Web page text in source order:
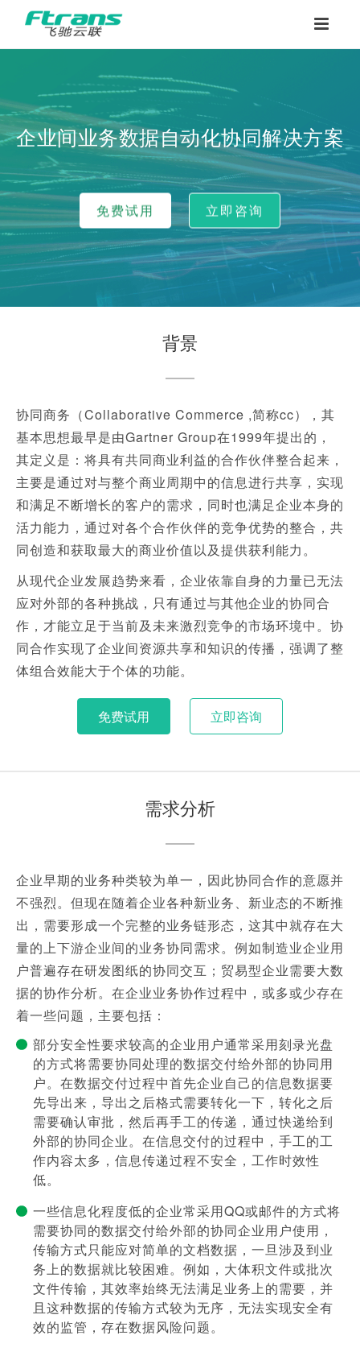
企业间业务数据自动化协同解决方案
免费试用 立即咨询
背景
协同商务（Collaborative Commerce ,简称cc），其
基本思想最早是由Gartner Group在1999年提出的，
其定义是：将具有共同商业利益的合作伙伴整合起来，
主要是通过对与整个商业周期中的信息进行共享，实现
和满足不断增长的客户的需求，同时也满足企业本身的
活力能力，通过对各个合作伙伴的竞争优势的整合，共
同创造和获取最大的商业价值以及提供获利能力。
从现代企业发展趋势来看，企业依靠自身的力量已无法
应对外部的各种挑战，只有通过与其他企业的协同合
作，才能立足于当前及未来激烈竞争的市场环境中。协
同合作实现了企业间资源共享和知识的传播，强调了整
体组合效能大于个体的功能。
免费试用 立即咨询
需求分析
企业早期的业务种类较为单一，因此协同合作的意愿并
不强烈。但现在随着企业各种新业务、新业态的不断推
出，需要形成一个完整的业务链形态，这其中就存在大
量的上下游企业间的业务协同需求。例如制造业企业用
户普遍存在研发图纸的协同交互；贸易型企业需要大数
据的协作分析。在企业业务协作过程中，或多或少存在
着一些问题，主要包括：
部分安全性要求较高的企业用户通常采用刻录光盘
的方式将需要协同处理的数据交付给外部的协同用
户。在数据交付过程中首先企业自己的信息数据要
先导出来，导出之后格式需要转化一下，转化之后
需要确认审批，然后再手工的传递，通过快递给到
外部的协同企业。在信息交付的过程中，手工的工
作内容太多，信息传递过程不安全，工作时效性
低。
一些信息化程度低的企业常采用QQ或邮件的方式将
需要协同的数据交付给外部的协同企业用户使用，
传输方式只能应对简单的文档数据，一旦涉及到业
务上的数据就比较困难。例如，大体积文件或批次
文件传输，其效率始终无法满足业务上的需要，并
且这种数据的传输方式较为无序，无法实现安全有
效的监管，存在数据风险问题。